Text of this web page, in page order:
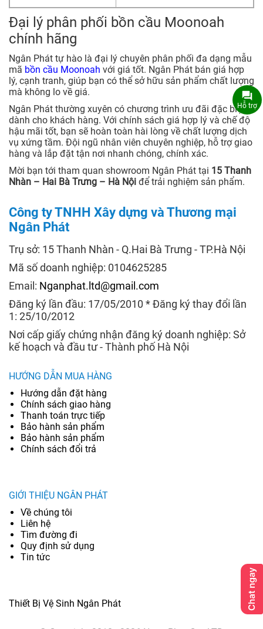
Đại lý phân phối bồn cầu Moonoah
chính hãng
Ngân Phát tự hào là đại lý chuyên phân phối đa dạng mẫu
mã bồn cầu Moonoah với giá tốt. Ngân Phát bán giá hợp
lý, cạnh tranh, giúp bạn có thể sở hữu sản phẩm chất lượng
mà không lo về giá.
Ngân Phát thường xuyên có chương trình ưu đãi đặc biệt
dành cho khách hàng. Với chính sách giá hợp lý và chế độ
hậu mãi tốt, bạn sẽ hoàn toàn hài lòng về chất lượng dịch
vụ xứng tầm. Đội ngũ nhân viên chuyên nghiệp, hỗ trợ giao
hàng và lắp đặt tận nơi nhanh chóng, chính xác.
Mời bạn tới tham quan showroom Ngân Phát tại 15 Thanh
Nhàn – Hai Bà Trưng – Hà Nội để trải nghiệm sản phẩm.
Công ty TNHH Xây dựng và Thương mại
Ngân Phát
Trụ sở: 15 Thanh Nhàn - Q.Hai Bà Trưng - TP.Hà Nội
Mã số doanh nghiệp: 0104625285
Email: Nganphat.ltd@gmail.com
Đăng ký lần đầu: 17/05/2010 * Đăng ký thay đổi lần
1: 25/10/2012
Nơi cấp giấy chứng nhận đăng ký doanh nghiệp: Sở
kế hoạch và đầu tư - Thành phố Hà Nội
HƯỚNG DẪN MUA HÀNG
Hướng dẫn đặt hàng
Chính sách giao hàng
Thanh toán trực tiếp
Bảo hành sản phẩm
Bảo hành sản phẩm
Chính sách đổi trả
GIỚI THIỆU NGÂN PHÁT
Về chúng tôi
Liên hệ
Tìm đường đi
Quy định sử dụng
Tin tức
Thiết Bị Vệ Sinh Ngân Phát
Hỗ trợ